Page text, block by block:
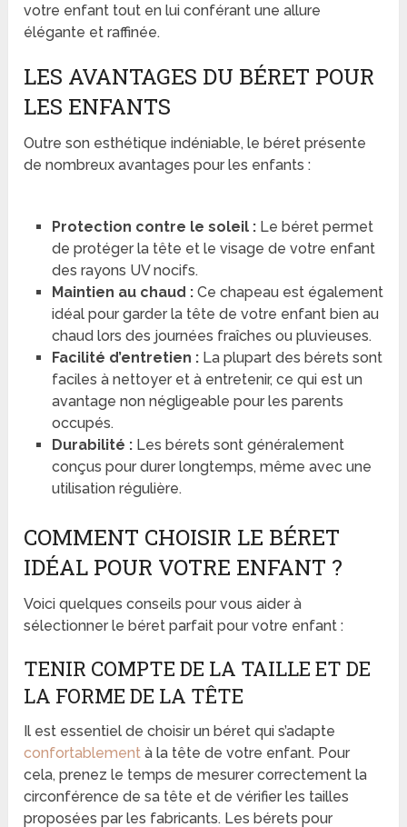
votre enfant tout en lui conférant une allure
élégante et raffinée.
LES AVANTAGES DU BÉRET POUR
LES ENFANTS
Outre son esthétique indéniable, le béret présente
de nombreux avantages pour les enfants :
Protection contre le soleil :Le béret permet
de protéger la tête et le visage de votre enfant
des rayons UV nocifs.
Maintien au chaud :Ce chapeau est également
idéal pour garder la tête de votre enfant bien au
chaud lors des journées fraîches ou pluvieuses.
Facilité d’entretien :La plupart des bérets sont
faciles à nettoyer et à entretenir, ce qui est un
avantage non négligeable pour les parents
occupés.
Durabilité :Les bérets sont généralement
conçus pour durer longtemps, même avec une
utilisation régulière.
COMMENT CHOISIR LE BÉRET
IDÉAL POUR VOTRE ENFANT ?
Voici quelques conseils pour vous aider à
sélectionner le béret parfait pour votre enfant :
TENIR COMPTE DE LA TAILLE ET DE
LA FORME DE LA TÊTE
Il est essentiel de choisir un béret qui s’adapte
confortablement à la tête de votre enfant. Pour
cela, prenez le temps de mesurer correctement la
circonférence de sa tête et de vérifier les tailles
proposées par les fabricants. Les bérets pour